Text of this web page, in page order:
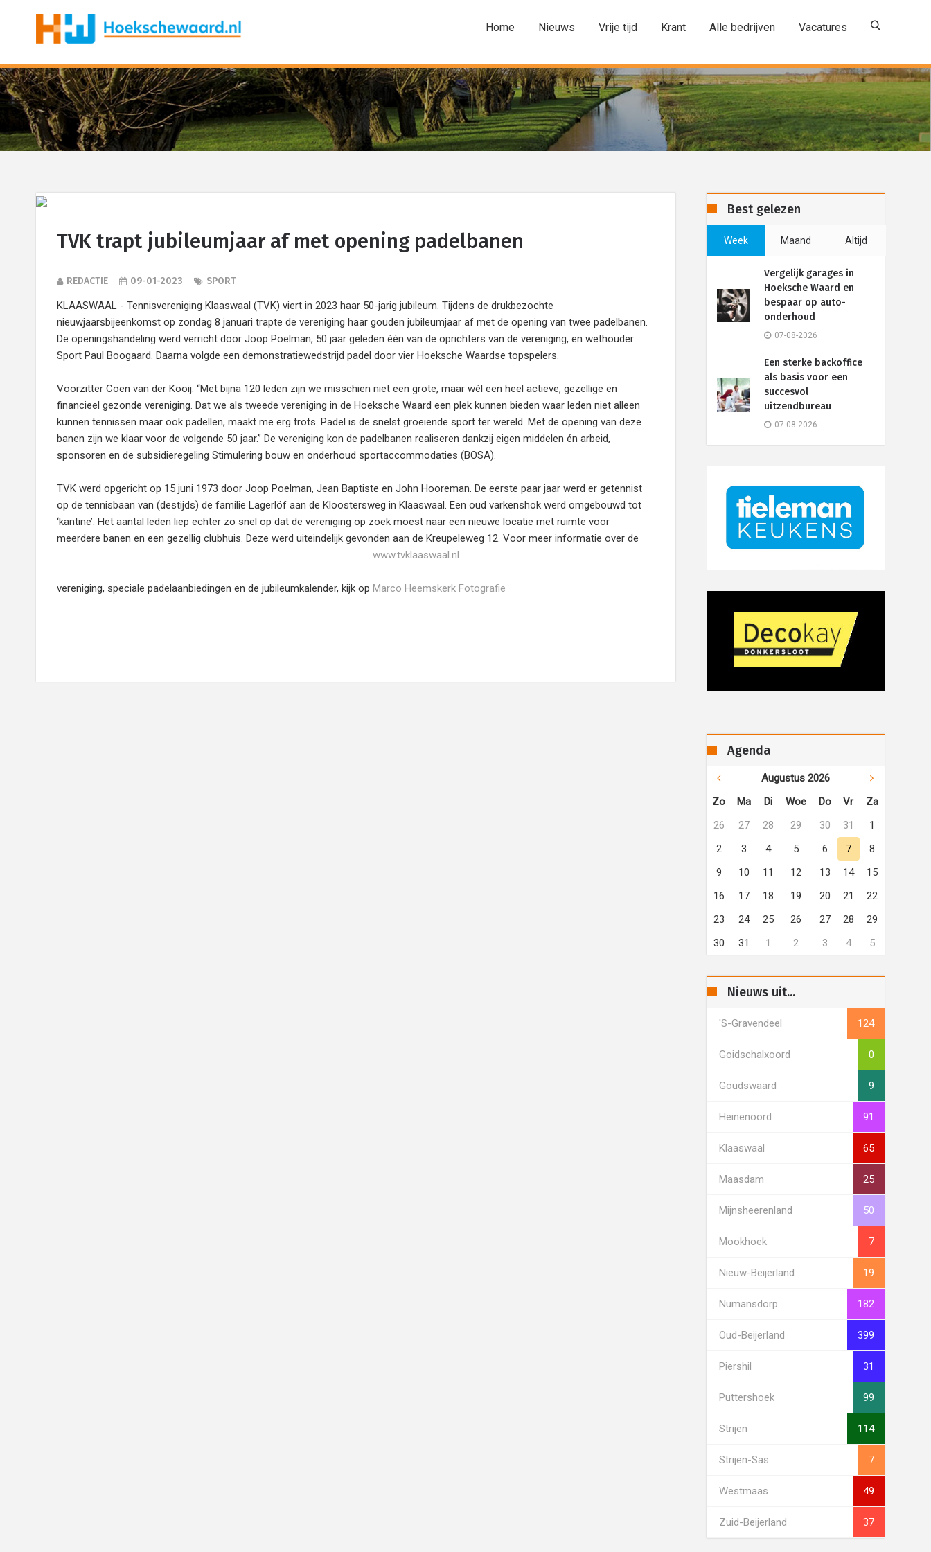
Home Nieuws Vrije tijd Krant Alle bedrijven Vacatures
TVK trapt jubileumjaar af met opening padelbanen
REDACTIE 09-01-2023 SPORT
KLAASWAAL - Tennisvereniging Klaaswaal (TVK) viert in 2023 haar 50-jarig jubileum. Tijdens de drukbezochte
nieuwjaarsbijeenkomst op zondag 8 januari trapte de vereniging haar gouden jubileumjaar af met de opening van twee padelbanen.
De openingshandeling werd verricht door Joop Poelman, 50 jaar geleden één van de oprichters van de vereniging, en wethouder
Sport Paul Boogaard. Daarna volgde een demonstratiewedstrijd padel door vier Hoeksche Waardse topspelers.
Voorzitter Coen van der Kooij: “Met bijna 120 leden zijn we misschien niet een grote, maar wél een heel actieve, gezellige en
financieel gezonde vereniging. Dat we als tweede vereniging in de Hoeksche Waard een plek kunnen bieden waar leden niet alleen
kunnen tennissen maar ook padellen, maakt me erg trots. Padel is de snelst groeiende sport ter wereld. Met de opening van deze
banen zijn we klaar voor de volgende 50 jaar.” De vereniging kon de padelbanen realiseren dankzij eigen middelen én arbeid,
sponsoren en de subsidieregeling Stimulering bouw en onderhoud sportaccommodaties (BOSA).
TVK werd opgericht op 15 juni 1973 door Joop Poelman, Jean Baptiste en John Hooreman. De eerste paar jaar werd er getennist
op de tennisbaan van (destijds) de familie Lagerlöf aan de Kloostersweg in Klaaswaal. Een oud varkenshok werd omgebouwd tot
‘kantine’. Het aantal leden liep echter zo snel op dat de vereniging op zoek moest naar een nieuwe locatie met ruimte voor
meerdere banen en een gezellig clubhuis. Deze werd uiteindelijk gevonden aan de Kreupeleweg 12. Voor meer informatie over de
vereniging, speciale padelaanbiedingen en de jubileumkalender, kijk op
www.tvklaaswaal.nl
Marco Heemskerk Fotografie
Best gelezen
Week Maand Altijd
Vergelijk garages in
Hoeksche Waard en
bespaar op auto-
onderhoud
07-08-2026
Een sterke backoffice
als basis voor een
succesvol
uitzendbureau
07-08-2026
Agenda
Augustus 2026
Zo
Ma Di Woe Do Vr
Za
26
27 28 29 30 31
1
2
3 4 5 6 7
8
9
10 11 12 13 14
15
16
17 18 19 20 21
22
23
24 25 26 27 28
29
30
31 1 2 3 4 5
Nieuws uit...
's-Gravendeel 124
Goidschalxoord 0
Goudswaard 9
Heinenoord 91
Klaaswaal 65
Maasdam 25
Mijnsheerenland 50
Mookhoek 7
Nieuw-Beijerland 19
Numansdorp 182
Oud-Beijerland 399
Piershil 31
Puttershoek 99
Strijen 114
Strijen-Sas 7
Westmaas 49
Zuid-Beijerland 37